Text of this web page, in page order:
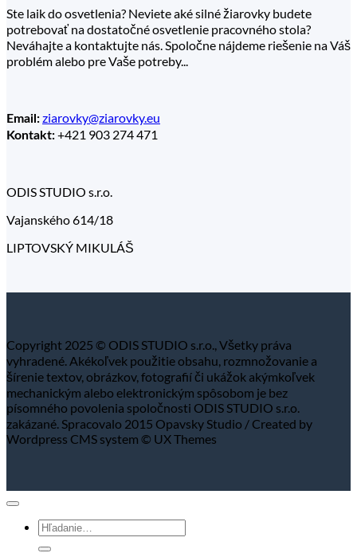
Ste laik do osvetlenia? Neviete aké silné žiarovky budete
potrebovať na dostatočné osvetlenie pracovného stola?
Neváhajte a kontaktujte nás. Spoločne nájdeme riešenie na Váš
problém alebo pre Vaše potreby...
Email:ziarovky@ziarovky.eu
Kontakt:+421 903 274 471
ODIS STUDIO s.r.o.
Vajanského 614/18
LIPTOVSKÝ MIKULÁŠ
Copyright 2025 © ODIS STUDIO s.r.o., Všetky práva
vyhradené. Akékoľvek použitie obsahu, rozmnožovanie a
šírenie textov, obrázkov, fotografií či ukážok akýmkoľvek
mechanickým alebo elektronickým spôsobom je bez
písomného povolenia spoločnosti ODIS STUDIO s.r.o.
zakázané. Spracovalo 2015 Opavsky Studio / Created by
Wordpress CMS system © UX Themes
Hľadať: